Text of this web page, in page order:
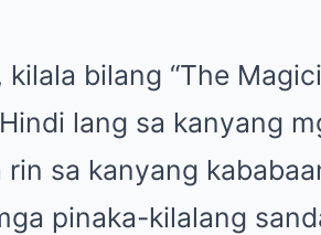
kilala bilang “The
lang sa kanyang
sa kanyang
pinaka-kilalang